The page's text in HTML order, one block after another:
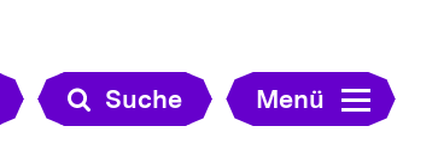
Suche Menü